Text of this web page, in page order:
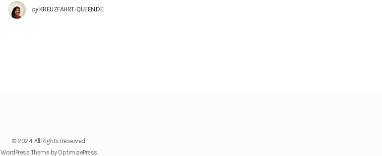
by KREUZFAHRT-QUEEN.DE
© 2024. All Rights Reserved.
WordPress Theme by OptimizePress